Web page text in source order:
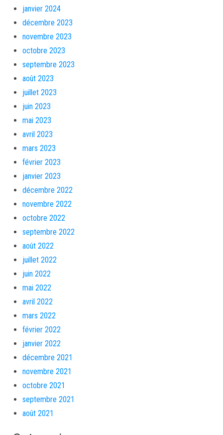
janvier 2024
décembre 2023
novembre 2023
octobre 2023
septembre 2023
août 2023
juillet 2023
juin 2023
mai 2023
avril 2023
mars 2023
février 2023
janvier 2023
décembre 2022
novembre 2022
octobre 2022
septembre 2022
août 2022
juillet 2022
juin 2022
mai 2022
avril 2022
mars 2022
février 2022
janvier 2022
décembre 2021
novembre 2021
octobre 2021
septembre 2021
août 2021